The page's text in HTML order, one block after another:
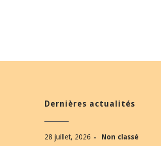
Dernières actualités
28 juillet, 2026 Non classé